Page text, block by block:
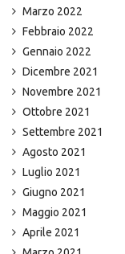
Marzo 2022
Febbraio 2022
Gennaio 2022
Dicembre 2021
Novembre 2021
Ottobre 2021
Settembre 2021
Agosto 2021
Luglio 2021
Giugno 2021
Maggio 2021
Aprile 2021